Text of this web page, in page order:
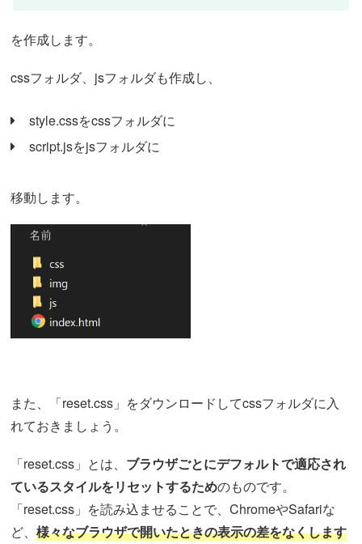
を作成します。
cssフォルダ、jsフォルダも作成し、
style.cssをcssフォルダに
script.jsをjsフォルダに
移動します。
また、「reset.css」をダウンロードしてcssフォルダに入
れておきましょう。
「reset.css」とは、 ブラウザごとにデフォルトで適応され
ているスタイルをリセットするためのものです。
「reset.css」を読み込ませることで、ChromeやSafariな
ど、様々なブラウザで開いたときの表示の差をなくします